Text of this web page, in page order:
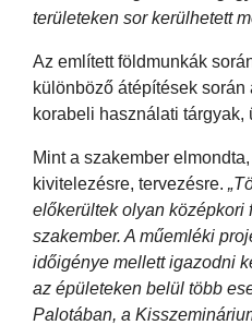
területeken sor kerülhetett
Az említett földmunkák
különböző átépítések
korabeli használati
Mint a szakember
kivitelezésre, tervezésre.
előkerültek olyan középkori
szakember. A műemléki
időigénye mellett igazodni
az épületeken belül több
Palotában, a